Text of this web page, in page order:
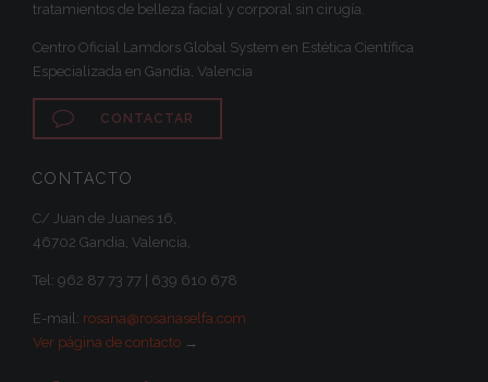
tratamientos de belleza facial y corporal sin cirugía.
Centro Oficial Lamdors Global System en Estética Científica
Especializada en Gandia, Valencia
 CONTACTAR
CONTACTO
C/ Juan de Juanes 16,
46702 Gandia, Valencia,
Tel: 962 87 73 77 | 639 610 678‬
E-mail: rosana@rosanaselfa.com
Ver página de contacto →